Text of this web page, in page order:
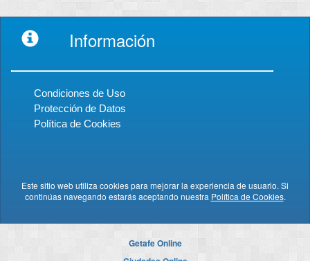
Información
Condiciones de Uso
Protección de Datos
Política de Cookies
Este sitio web utiliza cookies para mejorar la experiencia de usuario. Si
continúas navegando estarás aceptando nuestra Política de Cookies.
Getafe Online